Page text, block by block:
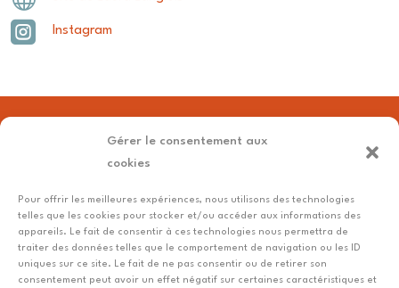
Gérer le consentement aux
cookies
Pour offrir les meilleures expériences, nous utilisons des technologies
telles que les cookies pour stocker et/ou accéder aux informations des
appareils. Le fait de consentir à ces technologies nous permettra de
traiter des données telles que le comportement de navigation ou les ID
uniques sur ce site. Le fait de ne pas consentir ou de retirer son
consentement peut avoir un effet négatif sur certaines caractéristiques et
 Instagram
d’évènements et
officiante de
cérémonie laïque
homme
des
réseaux
→